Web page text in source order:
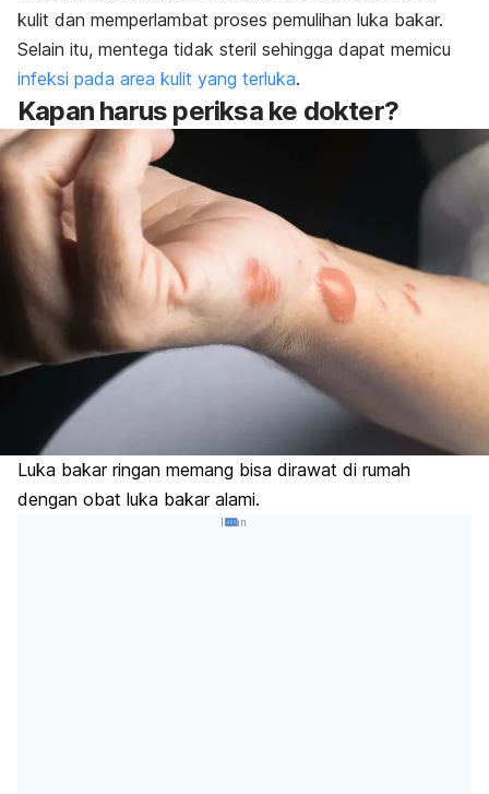
kulit dan memperlambat proses pemulihan luka bakar.
Selain itu, mentega tidak steril sehingga dapat memicu
infeksi pada area kulit yang terluka.
Kapan harus periksa ke dokter?
Luka bakar ringan memang bisa dirawat di rumah
dengan obat luka bakar alami.
Iklan